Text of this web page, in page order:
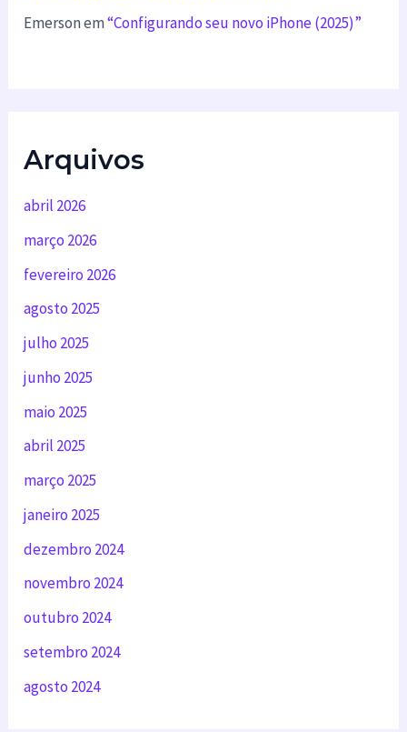
Emersonem“Configurando seu novo iPhone (2025)”
Arquivos
abril 2026
março 2026
fevereiro 2026
agosto 2025
julho 2025
junho 2025
maio 2025
abril 2025
março 2025
janeiro 2025
dezembro 2024
novembro 2024
outubro 2024
setembro 2024
agosto 2024